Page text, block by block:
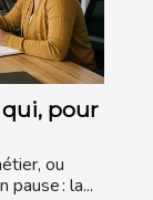
pour
ou
: la...